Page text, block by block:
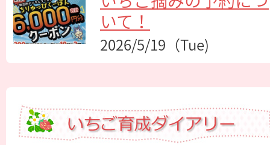
いて！
2026/5/19（Tue)